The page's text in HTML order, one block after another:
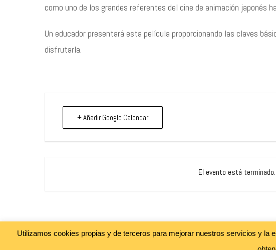
como uno de los grandes referentes del cine de animación japonés
Un educador presentará esta película proporcionando las claves
disfrutarla.
+ Añadir Google Calendar
El evento está terminado.
Utilizamos cookies propias y de terceros para mejorar nuestros servicios y la